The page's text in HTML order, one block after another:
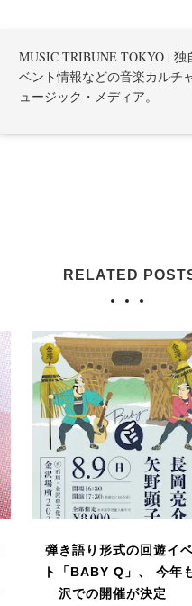
MUSIC TRIBUNE TOKYO |
ベント情報などの音楽カルチ
ュージック・メディア。
RELATED
弾き語り形式の回遊イ
ト「BABY Q」、 今年
沢での開催が決定